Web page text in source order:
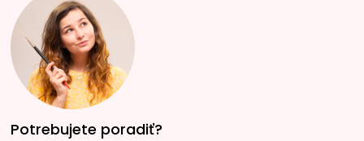
Potrebujete poradiť?